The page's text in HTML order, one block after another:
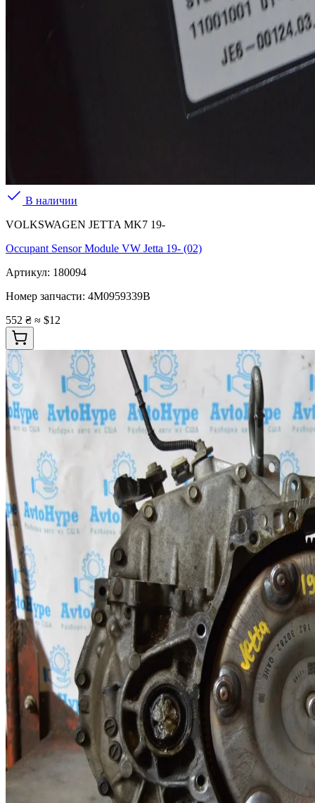
В наличии
VOLKSWAGEN JETTA MK7 19-
Occupant Sensor Module VW Jetta 19- (02)
Артикул: 180094
Номер запчасти: 4M0959339B
552 ₴ ≈ $12